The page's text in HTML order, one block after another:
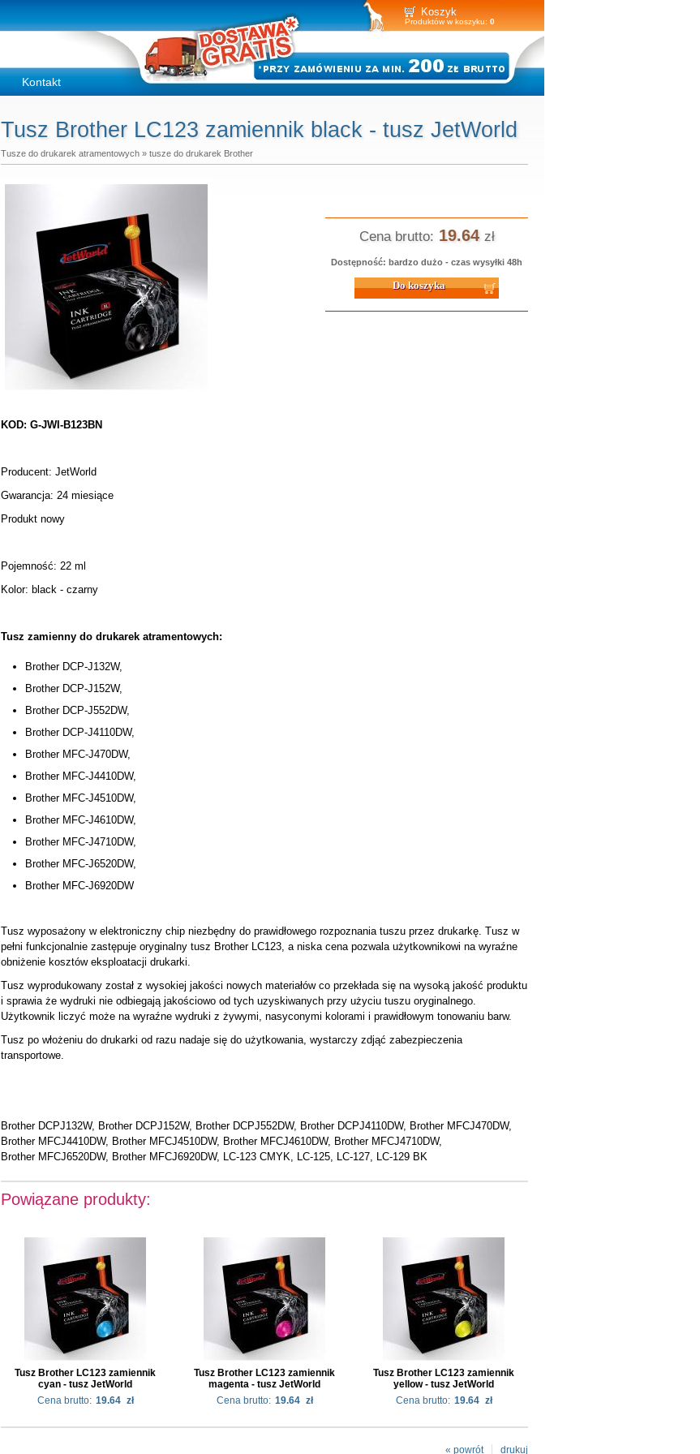
Koszyk
Produktów w koszyku: 0
Kontakt
Tusz Brother LC123 zamiennik black - tusz JetWorld
Tusze do drukarek atramentowych » tusze do drukarek Brother
Cena brutto: 19.64 zł
Dostępność: bardzo dużo - czas wysyłki 48h
Do koszyka
KOD: G-JWI-B123BN
Producent: JetWorld
Gwarancja: 24 miesiące
Produkt nowy
Pojemność: 22 ml
Kolor: black - czarny
Tusz zamienny do drukarek atramentowych:
Brother DCP-J132W,
Brother DCP-J152W,
Brother DCP-J552DW,
Brother DCP-J4110DW,
Brother MFC-J470DW,
Brother MFC-J4410DW,
Brother MFC-J4510DW,
Brother MFC-J4610DW,
Brother MFC-J4710DW,
Brother MFC-J6520DW,
Brother MFC-J6920DW
Tusz wyposażony w elektroniczny chip niezbędny do prawidłowego rozpoznania tuszu przez drukarkę. Tusz w
pełni funkcjonalnie zastępuje oryginalny tusz Brother LC123, a niska cena pozwala użytkownikowi na wyraźne
obniżenie kosztów eksploatacji drukarki.
Tusz wyprodukowany został z wysokiej jakości nowych materiałów co przekłada się na wysoką jakość produktu
i sprawia że wydruki nie odbiegają jakościowo od tych uzyskiwanych przy użyciu tuszu oryginalnego.
Użytkownik liczyć może na wyraźne wydruki z żywymi, nasyconymi kolorami i prawidłowym tonowaniu barw.
Tusz po włożeniu do drukarki od razu nadaje się do użytkowania, wystarczy zdjąć zabezpieczenia
transportowe.
Brother DCPJ132W, Brother DCPJ152W, Brother DCPJ552DW, Brother DCPJ4110DW, Brother MFCJ470DW,
Brother MFCJ4410DW, Brother MFCJ4510DW, Brother MFCJ4610DW, Brother MFCJ4710DW,
Brother MFCJ6520DW, Brother MFCJ6920DW, LC-123 CMYK, LC-125, LC-127, LC-129 BK
Powiązane produkty:
Tusz Brother LC123 zamiennik
cyan - tusz JetWorld
Cena brutto: 19.64 zł
Tusz Brother LC123 zamiennik
magenta - tusz JetWorld
Cena brutto: 19.64 zł
Tusz Brother LC123 zamiennik
yellow - tusz JetWorld
Cena brutto: 19.64 zł
drukuj
« powrót